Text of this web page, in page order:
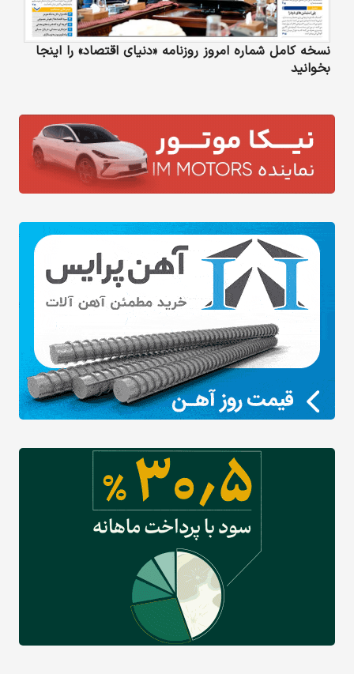
نسخه کامل شماره امروز روزنامه «دنیای‌ اقتصاد» را اینجا
بخوانید